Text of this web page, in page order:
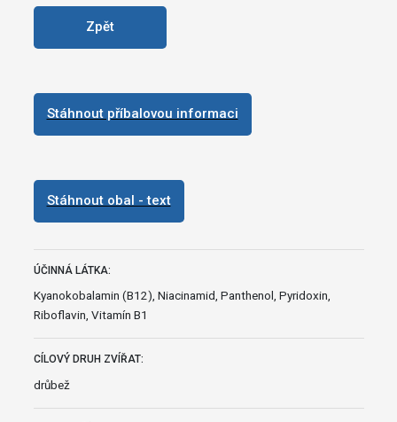
Zpět
Stáhnout příbalovou informaci
Stáhnout obal - text
ÚČINNÁ LÁTKA:
Kyanokobalamin (B12), Niacinamid, Panthenol, Pyridoxin,
Riboflavin, Vitamín B1
CÍLOVÝ DRUH ZVÍŘAT:
drůbež